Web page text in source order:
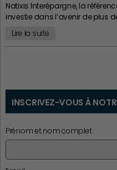
Natixis Interépargne, la
investie dans l’avenir de plus
Lire la suite
INSCRIVEZ-VOUS À
Prénom et nom complet